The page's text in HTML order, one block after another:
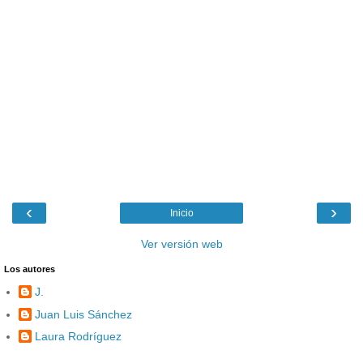
‹ ›
Inicio
Ver versión web
Los autores
J.
Juan Luis Sánchez
Laura Rodríguez